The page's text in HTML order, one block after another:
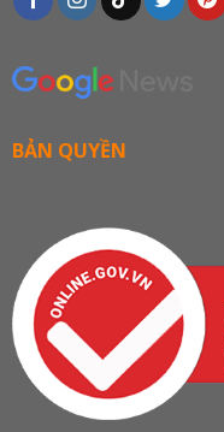
BẢN QUYỀN